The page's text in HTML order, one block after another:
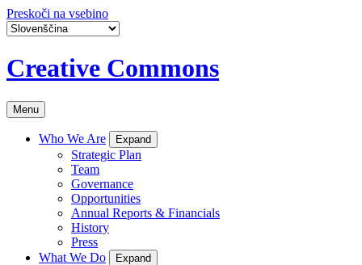
Preskoči na vsebino
Creative Commons
Menu
Who We Are Expand
Strategic Plan
Team
Governance
Opportunities
Annual Reports & Financials
History
Press
What We Do
Expand